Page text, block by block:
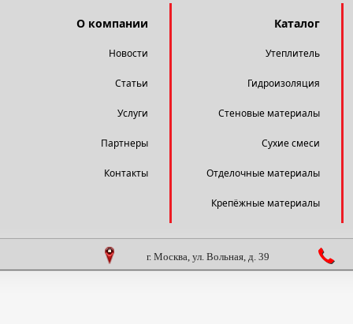
О компании
Новости
Статьи
Услуги
Партнеры
Контакты
Каталог
Утеплитель
Гидроизоляция
Стеновые материалы
Сухие смеси
Отделочные материалы
Крепёжные материалы
г. Москва, ул. Вольная, д. 39